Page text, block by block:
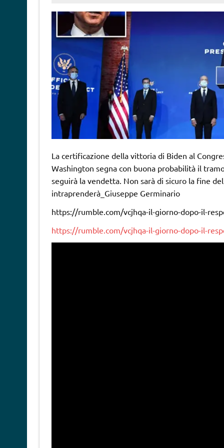
La certificazione della vittoria di Biden al
Washington segna con buona probabilità il
seguirà la vendetta. Non sarà di sicuro la fine
intraprenderà_Giuseppe Germinario
https://rumble.com/vcjhqa-il-giorno-dopo-il-
https://rumble.com/vcjhqa-il-giorno-dopo-il-